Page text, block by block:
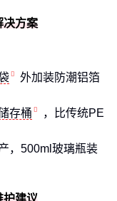
决方案
外加装防潮铝箔
存桶
，比传统PE
，500ml玻璃瓶装
护建议